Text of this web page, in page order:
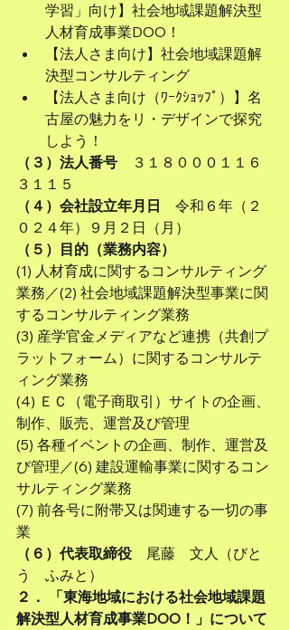
学習」向け】社会地域課題解決型
人材育成事業DOO！
【法人さま向け】社会地域課題解
決型コンサルティング
【法人さま向け（ﾜｰｸｼｮｯﾌﾟ）】名
古屋の魅力をリ・デザインで探究
しよう！
（３）法人番号 ３１８０００１１６
３１１５
（４）会社設立年月日 令和６年（２
０２４年）９月２日（月）
（５）目的（業務内容）
(1) 人材育成に関するコンサルティング
業務／(2) 社会地域課題解決型事業に関
するコンサルティング業務
(3) 産学官金メディアなど連携（共創プ
ラットフォーム）に関するコンサルテ
ィング業務
(4) ＥＣ（電子商取引）サイトの企画、
制作、販売、運営及び管理
(5) 各種イベントの企画、制作、運営及
び管理／(6) 建設運輸事業に関するコン
サルティング業務
(7) 前各号に附帯又は関連する一切の事
業
（６）代表取締役 尾藤　文人（びと
う　ふみと）
２． 「東海地域における社会地域課題
解決型人材育成事業DOO！」について